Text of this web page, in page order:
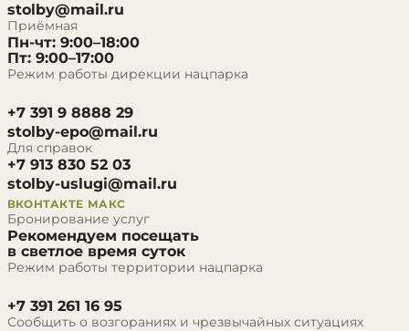
stolby@mail.ru
Приёмная
Пн-чт: 9:00–18:00
Пт: 9:00–17:00
Режим работы дирекции нацпарка
+7 391 9 8888 29
stolby-epo@mail.ru
Для справок
+7 913 830 52 03
stolby-uslugi@mail.ru
ВКОНТАКТЕ МАКС
Бронирование услуг
Рекомендуем посещать
в светлое время суток
Режим работы территории нацпарка
+7 391 261 16 95
Сообщить о возгораниях и чрезвычайных ситуациях